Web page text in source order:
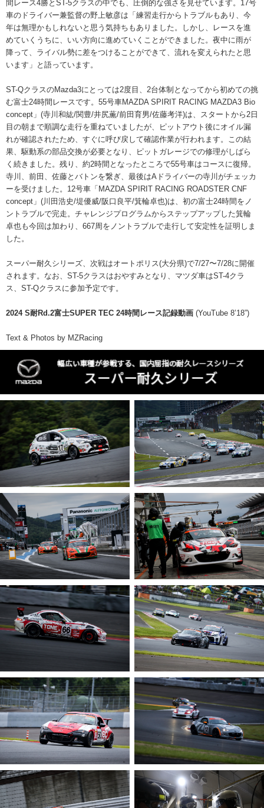
間レース4勝とST-5クラスの中でも、圧倒的な強さを見せています。17号
車のドライバー兼監督の野上敏彦は「練習走行からトラブルもあり、今
年は無理かもしれないと思う気持ちもありました。しかし、レースを進
めていくうちに、いい方向に進めていくことができました。夜中に雨が
降って、ライバル勢に差をつけることができて、流れを変えられたと思
います」と語っています。
ST-QクラスのMazda3にとっては2度目、2台体制となってから初めての挑
む富士24時間レースです。55号車MAZDA SPIRIT RACING MAZDA3 Bio
concept」(寺川和紘/関豊/井尻薫/前田育男/佐藤考洋)は、スタートから2日
目の朝まで順調な走行を重ねていましたが、ピットアウト後にオイル漏
れが確認されたため、すぐに呼び戻して確認作業が行われます。この結
果、駆動系の部品交換が必要となり、ピットガレージでの修理がしばら
く続きました。残り、約2時間となったところで55号車はコースに復帰。
寺川、前田、佐藤とバトンを繋ぎ、最後はAドライバーの寺川がチェッカ
ーを受けました。12号車「MAZDA SPIRIT RACING ROADSTER CNF
concept」(川田浩史/堤優威/阪口良平/箕輪卓也)は、初の富士24時間をノ
ントラブルで完走。チャレンジプログラムからステップアップした箕輪
卓也も今回は加わり、667周をノントラブルで走行して安定性を証明しま
した。
スーパー耐久シリーズ、次戦はオートポリス(大分県)で7/27〜7/28に開催
されます。なお、ST-5クラスはおやすみとなり、マツダ車はST-4クラ
ス、ST-Qクラスに参加予定です。
2024 S耐Rd.2富士SUPER TEC 24時間レース記録動画 (YouTube 8’18”)
Text & Photos by MZRacing